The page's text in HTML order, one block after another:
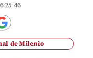
de Milenio